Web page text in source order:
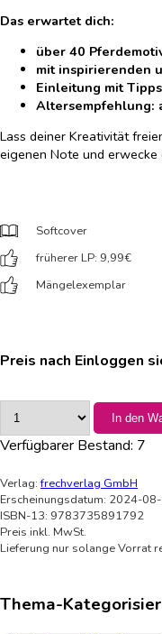
Das erwartet dich:
über 40
mit inspirierenden
Einleitung mit
Altersempfehlung:
Lass deiner Kreativität
eigenen Note und erwecke
Softcover
früherer LP: 9,99€
Mängelexemplar
Preis nach Einloggen
In den
Verfügbarer Bestand: 7
Verlag:frechverlag GmbH
Erscheinungsdatum: 2024-
ISBN-13: 9783735891792
Preis inkl. MwSt.
Lieferung nur solange Vorrat
Thema-